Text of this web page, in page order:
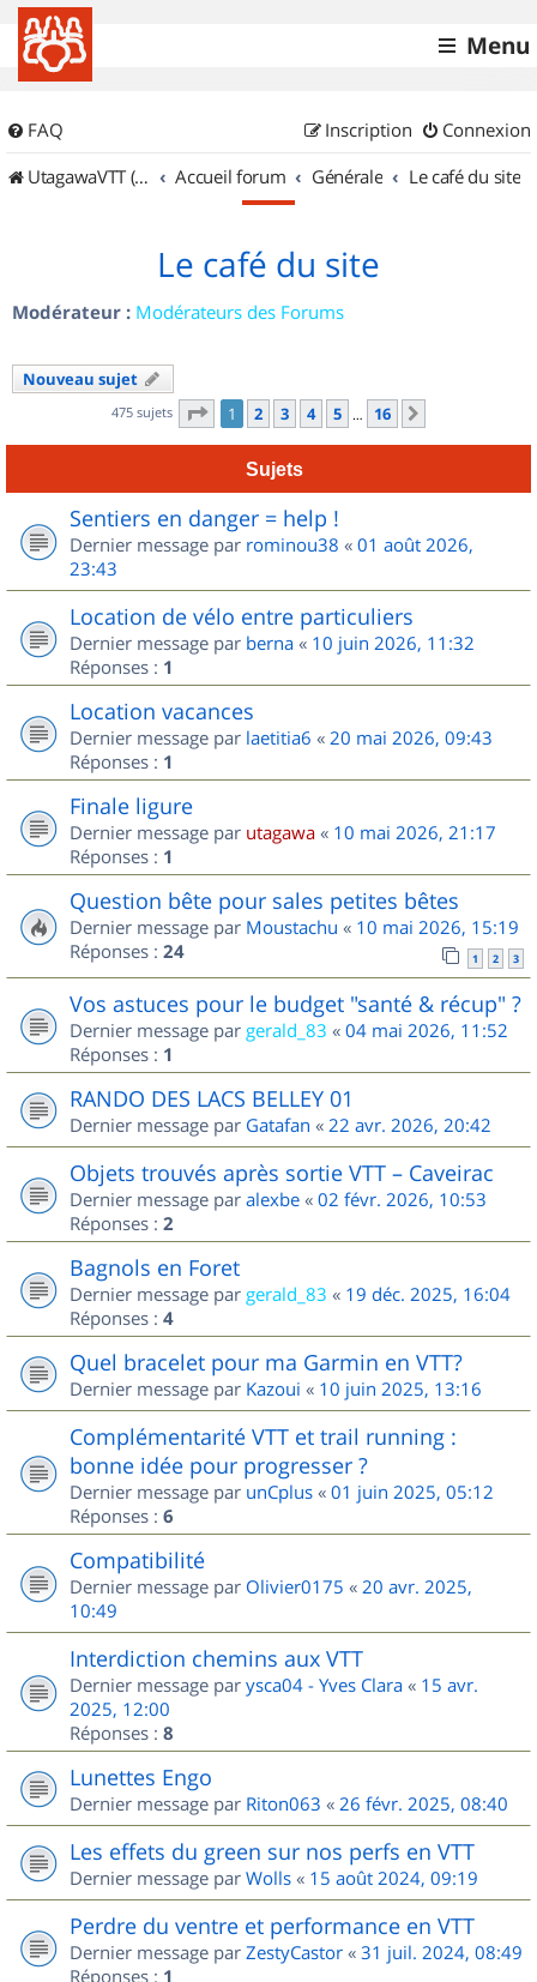
Menu
FAQ Connexion
Inscription
UtagawaVTT (Randos VTT et VTTAE avec traces GPS)
Accueil forum Générale Le café du site
Le café du site
Modérateur : Modérateurs des Forums
Nouveau sujet
475 sujets Page 1sur
1 2 3 4 5 … 16
Sujets
Sentiers en danger = help !
Dernier message par rominou38 « 01 août 2026,
23:43
Location de vélo entre particuliers
Dernier message par berna « 10 juin 2026, 11:32
Réponses : 1
Location vacances
Dernier message par laetitia6 « 20 mai 2026, 09:43
Réponses : 1
Finale ligure
Dernier message par utagawa « 10 mai 2026, 21:17
Réponses : 1
Question bête pour sales petites bêtes
Dernier message par Moustachu « 10 mai 2026, 15:19
Réponses : 24 1 2 3
Vos astuces pour le budget "santé & récup" ?
Dernier message par gerald_83 « 04 mai 2026, 11:52
Réponses : 1
RANDO DES LACS BELLEY 01
Dernier message par Gatafan « 22 avr. 2026, 20:42
Objets trouvés après sortie VTT – Caveirac
Dernier message par alexbe « 02 févr. 2026, 10:53
Réponses : 2
Bagnols en Foret
Dernier message par gerald_83 « 19 déc. 2025, 16:04
Réponses : 4
Quel bracelet pour ma Garmin en VTT?
Dernier message par Kazoui « 10 juin 2025, 13:16
Complémentarité VTT et trail running :
bonne idée pour progresser ?
Dernier message par unCplus « 01 juin 2025, 05:12
Réponses : 6
Compatibilité
Dernier message par Olivier0175 « 20 avr. 2025,
10:49
Interdiction chemins aux VTT
Dernier message par ysca04 - Yves Clara « 15 avr.
2025, 12:00
Réponses : 8
Lunettes Engo
Dernier message par Riton063 « 26 févr. 2025, 08:40
Les effets du green sur nos perfs en VTT
Dernier message par Wolls « 15 août 2024, 09:19
Perdre du ventre et performance en VTT
Dernier message par ZestyCastor « 31 juil. 2024, 08:49
Réponses : 1